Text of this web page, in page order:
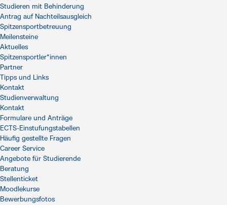
Studieren mit Behinderung
Antrag auf Nachteilsausgleich
Spitzensportbetreuung
Meilensteine
Aktuelles
Spitzensportler*innen
Partner
Tipps und Links
Kontakt
Studienverwaltung
Kontakt
Formulare und Anträge
ECTS-Einstufungstabellen
Häufig gestellte Fragen
Career Service
Angebote für Studierende
Beratung
Stellenticket
Moodlekurse
Bewerbungsfotos